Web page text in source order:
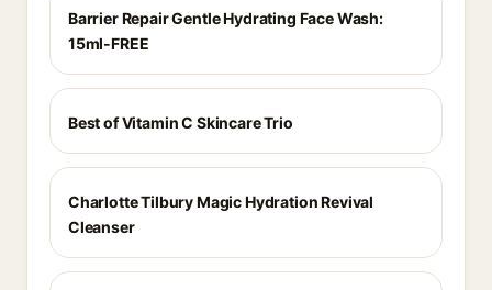
Barrier Repair Gentle Hydrating Face Wash:
15ml-FREE
Best of Vitamin C Skincare Trio
Charlotte Tilbury Magic Hydration Revival
Cleanser